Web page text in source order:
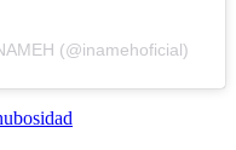
(@inamehoficial)